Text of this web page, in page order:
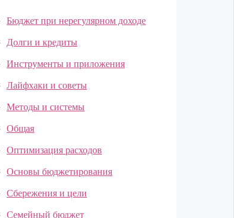
Бюджет при нерегулярном доходе
Долги и кредиты
Инструменты и приложения
Лайфхаки и советы
Методы и системы
Общая
Оптимизация расходов
Основы бюджетирования
Сбережения и цели
Семейный бюджет